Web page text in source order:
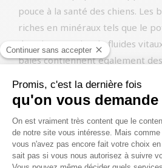
pouce à la santé des chiens. Les
riches en minéraux tels que le
des niveaux sains de fluides
baies contiennent également
ainsi que des antioxydants qui
immunitaire. La vitamine C rend
qui rend l’environnement de la
pour les bactéries. L’ajout de
également avoir des effets anti-
inflammatoires. Les fibres saines